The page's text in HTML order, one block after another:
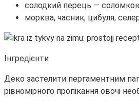
солодкий перець —
морква, часник, цибуля,
Інгредієнти
Деко застелити пергаментним
рівномірного пропікання овочі